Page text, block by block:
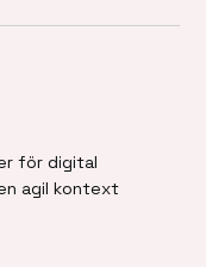
för digital
agil kontext